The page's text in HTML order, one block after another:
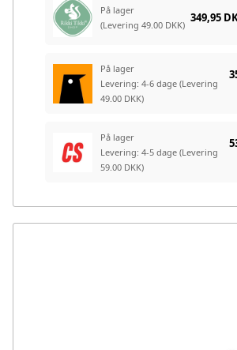
På lager
(Levering 49.00 DKK)
349,95
På lager
Levering: 4-6 dage (Levering
49.00 DKK)
På lager
Levering: 4-5 dage (Levering
59.00 DKK)